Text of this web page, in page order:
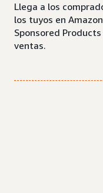
Llega a los
los tuyos en
Sponsored
ventas.